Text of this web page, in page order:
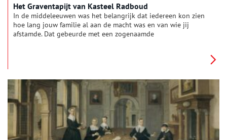
Het Graventapijt van Kasteel Radboud
In de middeleeuwen was het belangrijk dat iedereen kon zien
hoe lang jouw familie al aan de macht was en van wie jij
afstamde. Dat gebeurde met een zogenaamde
vrijwilligers. Speciaal voor dit project werden ze opgeleid in de
traditionele manier van borduren.